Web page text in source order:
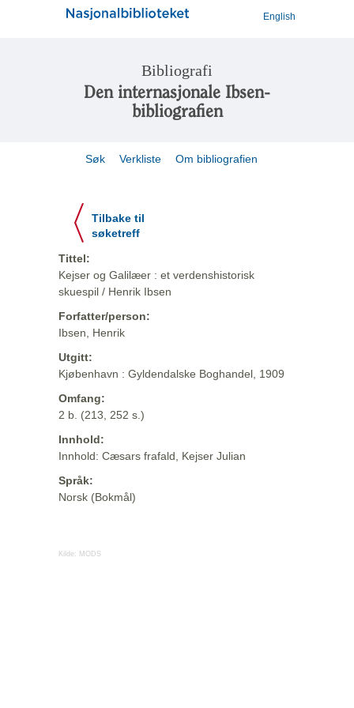
English
Bibliografi
Den internasjonale Ibsen-
bibliografien
Søk Verkliste Om bibliografien
Tilbake til
søketreff
Tittel:
Kejser og Galilæer : et verdenshistorisk
skuespil / Henrik Ibsen
Forfatter/person:
Ibsen, Henrik
Utgitt:
Kjøbenhavn : Gyldendalske Boghandel, 1909
Omfang:
2 b. (213, 252 s.)
Innhold:
Innhold: Cæsars frafald, Kejser Julian
Språk:
Norsk (Bokmål)
Kilde: MODS